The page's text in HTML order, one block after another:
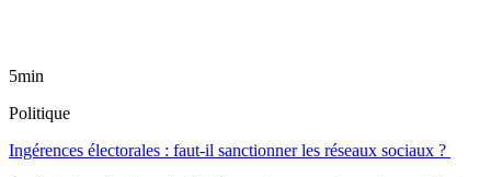
5min
Politique
Ingérences électorales : faut-il sanctionner les réseaux sociaux ?